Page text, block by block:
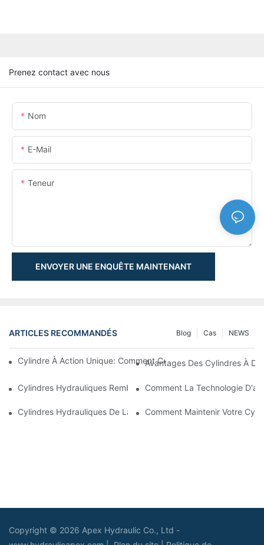
Prenez contact avec nous
Nom
E-Mail
Teneur
ENVOYER UNE ENQUÊTE MAINTENANT
ARTICLES RECOMMANDÉS NEWS
Cas
Blog
Cylindre À Action Unique: Comment Cela Fonctionne &
Avantages Des Cylindres À
Cylindres Hydrauliques Rembourrés: Réduction De L'impact &
Comment La Technologie
Cylindres Hydrauliques De La Charrue De Neige:
Comment Maintenir Votre
Copyright © 2026 Apex Hydraulic Co., Ltd -